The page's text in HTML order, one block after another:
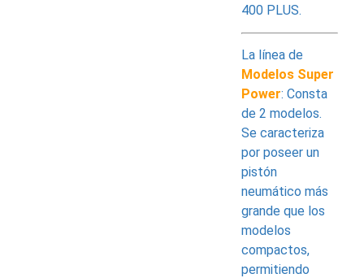
400 PLUS.
La línea de
Modelos Super
Power: Consta
de 2 modelos.
Se caracteriza
por poseer un
pistón
neumático más
grande que los
modelos
compactos,
permitiendo